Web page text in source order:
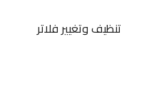
تنظيف وتغيير فلاتر